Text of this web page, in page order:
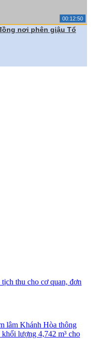
00:12:50
nơi phên giậu Tổ
thu cho cơ quan, đơn
lâm Khánh Hòa thông
lượng 4,742 m³ cho